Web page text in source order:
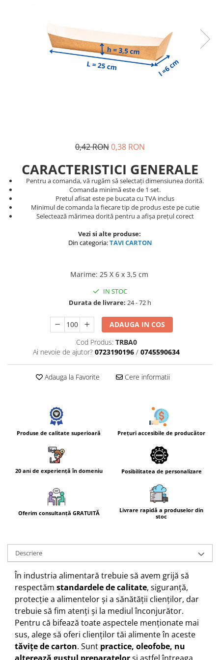
Pungi de hartie bordeaux
Cutii mancare chinezeasca
Boluri supa cu capac de unica
Caserole salata din carton
Sosiere din plastic cu capac
0,42 RON0,38 RON
CARACTERISTICI GENERALE
Pentru a comanda, vă rugăm să selectați dimensiunea dorită.
Comanda minimă este de 1 set.
Pretul afisat este pe bucata cu TVA inclus
Minimul de comanda la fiecare tip de produs este pe cutie
Selectează mărimea dorită pentru a afișa prețul corect
Vezi si alte produse:
Din categoria:TAVI CARTON
Marime: 25 X 6 x 3,5 cm
IN STOC
Durata de livrare: 24 - 72 h
ADAUGA IN COS
Cod Produs: TRBA0
Ai nevoie de ajutor? 0723190196 / 0745590634
Adauga la Favorite Cere informatii
Produse de calitate superioară Prețuri accesibile de producător
20 ani de experiență în domeniu Posibilitatea de personalizare
Oferim consultanță GRATUITĂ
Livrare rapidă a produselor din
stoc
Descriere
În industria alimentară trebuie să avem grijă să
respectăm standardele de calitate, siguranță,
protecție a alimentelor și a sănătății clienților, dar
trebuie să fim atenți și la mediul înconjurător.
Pentru că bifează toate aspectele menționate mai
sus, alege să oferi clienților tăi alimente în aceste
tăvițe de carton. Sunt practice, oleofobe, nu